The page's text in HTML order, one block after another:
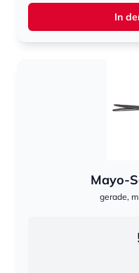
In
Mayo-
gerade,